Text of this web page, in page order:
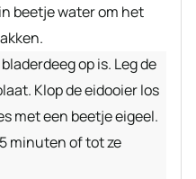
beetje water om het
op is. Leg de
Klop de eidooier los
met een beetje eigeel.
minuten of tot ze